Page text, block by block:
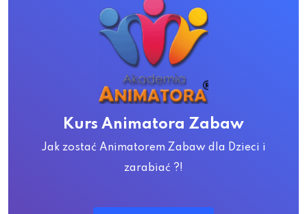
Kurs Animatora Zabaw
Jak zostać Animatorem Zabaw dla Dzieci i
zarabiać ?!